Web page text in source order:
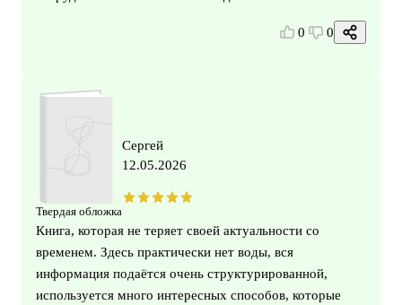
0 0
Твердая обложка
Сергей
12.05.2026
Книга, которая не теряет своей актуальности со
временем. Здесь практически нет воды, вся
информация подаётся очень структурированной,
используется много интересных способов, которые